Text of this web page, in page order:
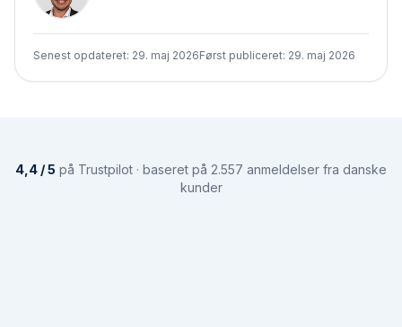
Senest opdateret: 29. maj 2026Først publiceret: 29. maj 2026
4,4 / 5 på Trustpilot · baseret på 2.557 anmeldelser fra danske
kunder